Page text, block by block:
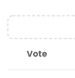
Vote